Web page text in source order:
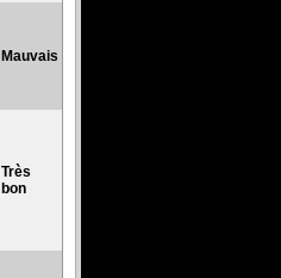
Mauvais
Très
bon